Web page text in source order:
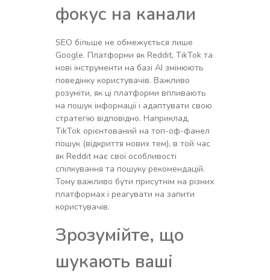
фокус на канали
SEO більше не обмежується лише
Google. Платформи як Reddit, TikTok та
нові інструменти на базі AI змінюють
поведінку користувачів. Важливо
розуміти, як ці платформи впливають
на пошук інформації і адаптувати свою
стратегію відповідно. Наприклад,
TikTok орієнтований на топ-оф-фанел
пошук (відкриття нових тем), в той час
як Reddit має свої особливості
спілкування та пошуку рекомендацій.
Тому важливо бути присутнім на різних
платформах і реагувати на запити
користувачів.
Зрозумійте, що
шукають ваші